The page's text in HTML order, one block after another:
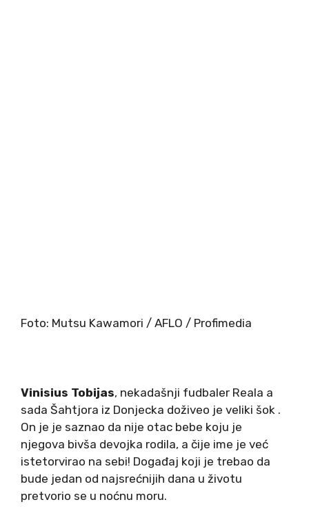
Foto: Mutsu Kawamori / AFLO / Profimedia
Vinisius Tobijas, nekadašnji fudbaler Reala a
sada Šahtjora iz Donjecka doživeo je veliki šok .
On je je saznao da nije otac bebe koju je
njegova bivša devojka rodila, a čije ime je već
istetorvirao na sebi! Događaj koji je trebao da
bude jedan od najsrećnijih dana u životu
pretvorio se u noćnu moru.